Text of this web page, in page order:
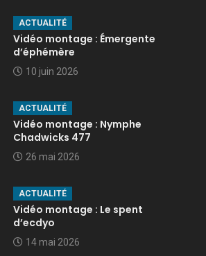
ACTUALITÉ
Vidéo montage : Émergente
d’éphémère
10 juin 2026
ACTUALITÉ
Vidéo montage : Nymphe
Chadwicks 477
26 mai 2026
ACTUALITÉ
Vidéo montage : Le spent
d’ecdyo
14 mai 2026